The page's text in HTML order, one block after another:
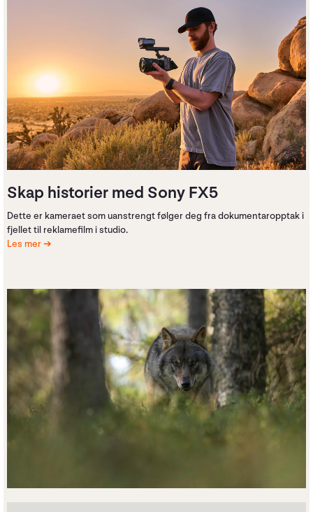
Skap historier med Sony FX5
Dette er kameraet som uanstrengt følger deg fra dokumentaropptak i
fjellet til reklamefilm i studio.
Les mer